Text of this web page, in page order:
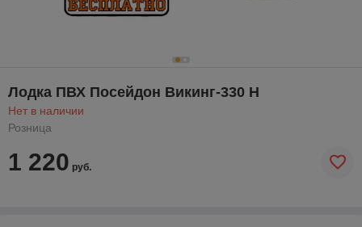
Лодка ПВХ Посейдон Викинг-330 Н
Нет в наличии
Розница
1 220 руб.